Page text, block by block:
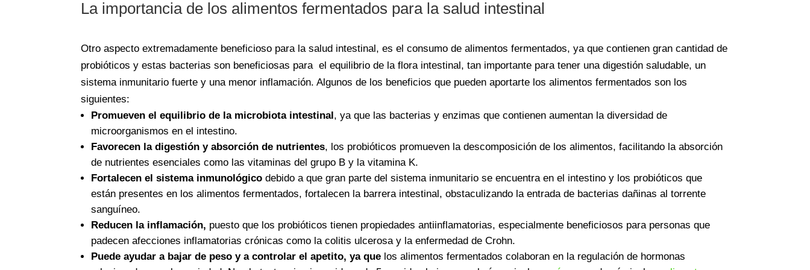
La importancia de los alimentos fermentados para la salud intestinal
Otro aspecto extremadamente beneficioso para la salud intestinal, es el consumo de alimentos fermentados, ya que contienen gran cantidad de
probióticos y estas bacterias son beneficiosas para el equilibrio de la flora intestinal, tan importante para tener una digestión saludable, un
sistema inmunitario fuerte y una menor inflamación. Algunos de los beneficios que pueden aportarte los alimentos fermentados son los
siguientes:
Promueven el equilibrio de la microbiota intestinal, ya que las bacterias y enzimas que contienen aumentan la diversidad de
microorganismos en el intestino.
Favorecen la digestión y absorción de nutrientes, los probióticos promueven la descomposición de los alimentos, facilitando la absorción
de nutrientes esenciales como las vitaminas del grupo B y la vitamina K.
Fortalecen el sistema inmunológico debido a que gran parte del sistema inmunitario se encuentra en el intestino y los probióticos que
están presentes en los alimentos fermentados, fortalecen la barrera intestinal, obstaculizando la entrada de bacterias dañinas al torrente
sanguíneo.
Reducen la inflamación, puesto que los probióticos tienen propiedades antiinflamatorias, especialmente beneficiosos para personas que
padecen afecciones inflamatorias crónicas como la colitis ulcerosa y la enfermedad de Crohn.
Puede ayudar a bajar de peso y a controlar el apetito, ya que los alimentos fermentados colaboran en la regulación de hormonas